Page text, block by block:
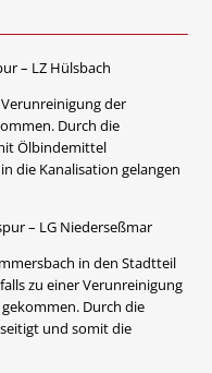
– LZ Hülsbach
der
Durch die
Ölbindemittel
die Kanalisation gelangen
– LG Niederseßmar
in den Stadtteil
zu einer Verunreinigung
Durch die
und somit die